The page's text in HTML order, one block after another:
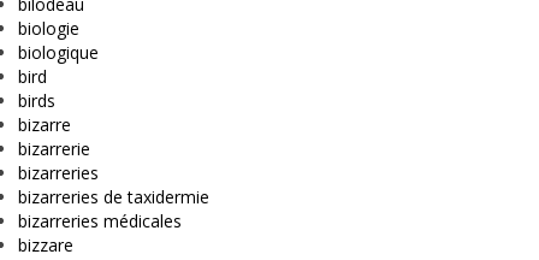
biologie
biologique
bird
birds
bizarre
bizarrerie
bizarreries
bizarreries de taxidermie
bizarreries médicales
bizzare